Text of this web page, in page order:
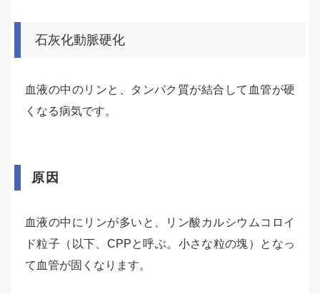
石灰化動脈硬化
血液の中のリンと、タンパク質が結合して血管が硬
くなる病気です。
原因
血液の中にリンが多いと、リン酸カルシウムコロイ
ド粒子（以下、CPPと呼ぶ。小さな粒の塊）となっ
て血管が固くなります。